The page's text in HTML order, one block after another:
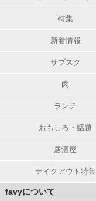
特集
新着情報
サブスク
肉
ランチ
おもしろ・話題
居酒屋
テイクアウト特集
favyについて